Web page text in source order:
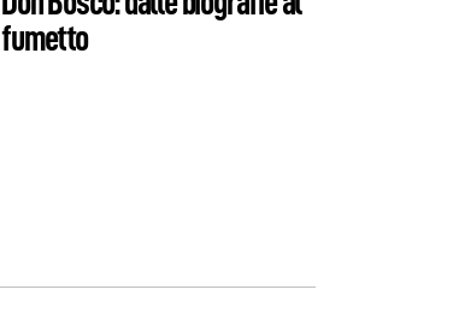
fumetto